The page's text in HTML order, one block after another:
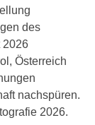
des
2026
Österreich
nachspüren.
2026.